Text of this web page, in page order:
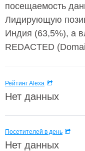
посещаемость
Лидирующую
Индия (63,5%), а
REDACTED
Рейтинг Alexa
Нет данных
Посетителей в день
Нет данных